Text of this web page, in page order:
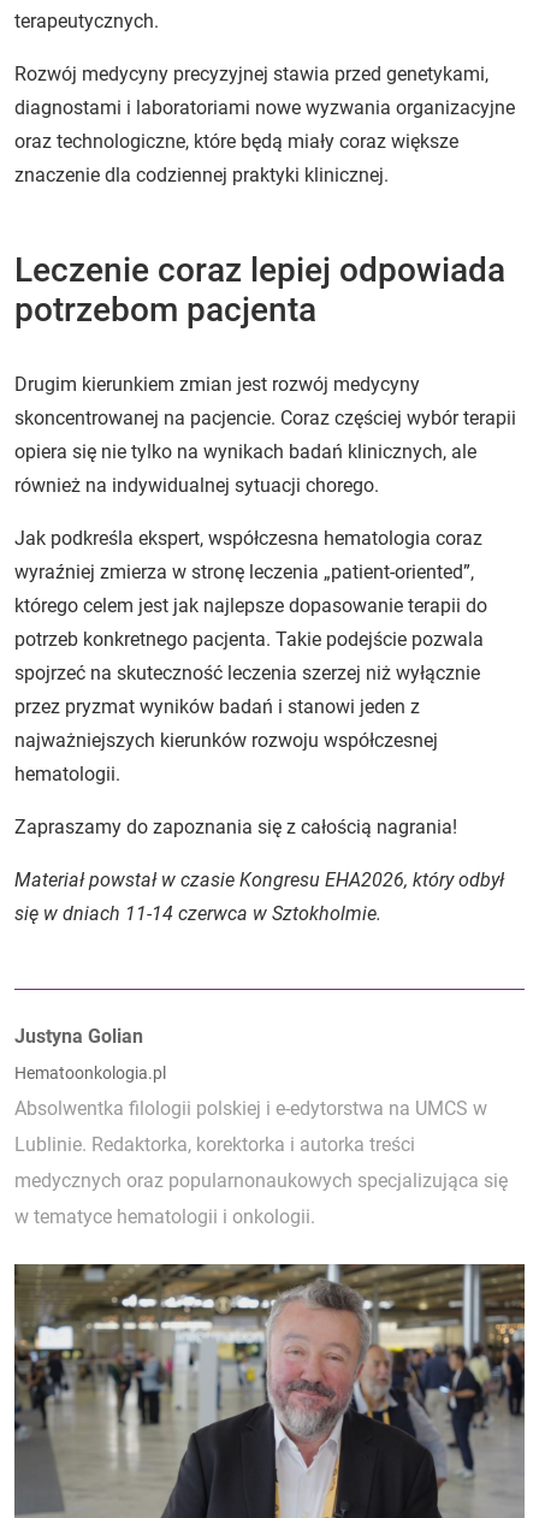
terapeutycznych.
Rozwój medycyny precyzyjnej stawia przed genetykami,
diagnostami i laboratoriami nowe wyzwania organizacyjne
oraz technologiczne, które będą miały coraz większe
znaczenie dla codziennej praktyki klinicznej.
Leczenie coraz lepiej odpowiada
potrzebom pacjenta
Drugim kierunkiem zmian jest rozwój medycyny
skoncentrowanej na pacjencie. Coraz częściej wybór terapii
opiera się nie tylko na wynikach badań klinicznych, ale
również na indywidualnej sytuacji chorego.
Jak podkreśla ekspert, współczesna hematologia coraz
wyraźniej zmierza w stronę leczenia „patient-oriented”,
którego celem jest jak najlepsze dopasowanie terapii do
potrzeb konkretnego pacjenta. Takie podejście pozwala
spojrzeć na skuteczność leczenia szerzej niż wyłącznie
przez pryzmat wyników badań i stanowi jeden z
najważniejszych kierunków rozwoju współczesnej
hematologii.
Zapraszamy do zapoznania się z całością nagrania!
Materiał powstał w czasie Kongresu EHA2026, który odbył
się w dniach 11-14 czerwca w Sztokholmie.
Autorzy:
Justyna Golian
Hematoonkologia.pl
Absolwentka filologii polskiej i e-edytorstwa na UMCS w
Lublinie. Redaktorka, korektorka i autorka treści
medycznych oraz popularnonaukowych specjalizująca się
w tematyce hematologii i onkologii.